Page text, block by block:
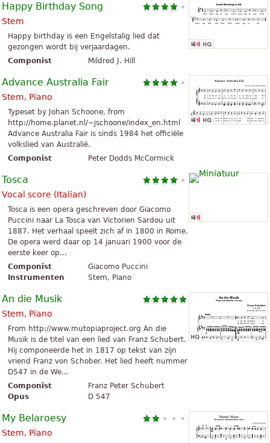
Happy Birthday Song
Stem
Happy birthday is een Engelstalig lied dat
gezongen wordt bij verjaardagen.
Componist
Mildred J. Hill
Advance Australia Fair
Stem, Piano
Typeset by Johan Schoone, from
http://home.planet.nl/~jschoone/index_en.html
Advance Australia Fair is sinds 1984 het officiële
volkslied van Australië.
Componist
Peter Dodds McCormick
Tosca
Vocal score (Italian)
Tosca is een opera geschreven door Giacomo
Puccini naar La Tosca van Victorien Sardou uit
1887. Het verhaal speelt zich af in 1800 in Rome.
De opera werd daar op 14 januari 1900 voor de
eerste keer op...
Componist
Giacomo Puccini
Instrumenten
Stem, Piano
An die Musik
Stem, Piano
From http://www.mutopiaproject.org An die
Musik is de titel van een lied van Franz Schubert.
Hij componeerde het in 1817 op tekst van zijn
vriend Franz von Schober. Het lied heeft nummer
D547 in de We...
Componist
Franz Peter Schubert
Opus
D 547
My Belaroesy
Stem, Piano